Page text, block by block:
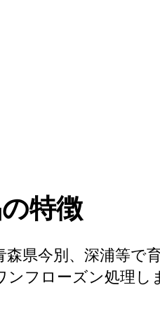
特徴
森県今別、深浦等で
ンフローズン処理し